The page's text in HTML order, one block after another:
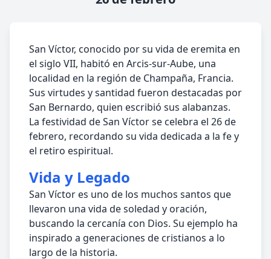
San Víctor, conocido por su vida de eremita en
el siglo VII, habitó en Arcis-sur-Aube, una
localidad en la región de Champaña, Francia.
Sus virtudes y santidad fueron destacadas por
San Bernardo, quien escribió sus alabanzas.
La festividad de San Víctor se celebra el 26 de
febrero, recordando su vida dedicada a la fe y
el retiro espiritual.
Vida y Legado
San Víctor es uno de los muchos santos que
llevaron una vida de soledad y oración,
buscando la cercanía con Dios. Su ejemplo ha
inspirado a generaciones de cristianos a lo
largo de la historia.